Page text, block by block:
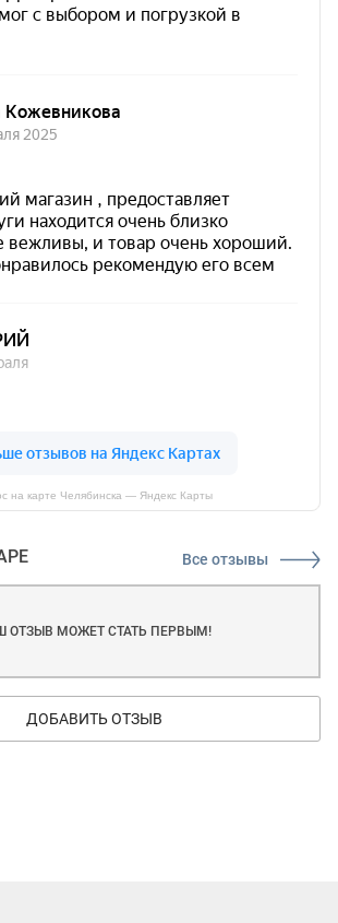
на карте Челябинска — Яндекс Карты
Все отзывы
ОТЗЫВ МОЖЕТ СТАТЬ ПЕРВЫМ!
ДОБАВИТЬ ОТЗЫВ